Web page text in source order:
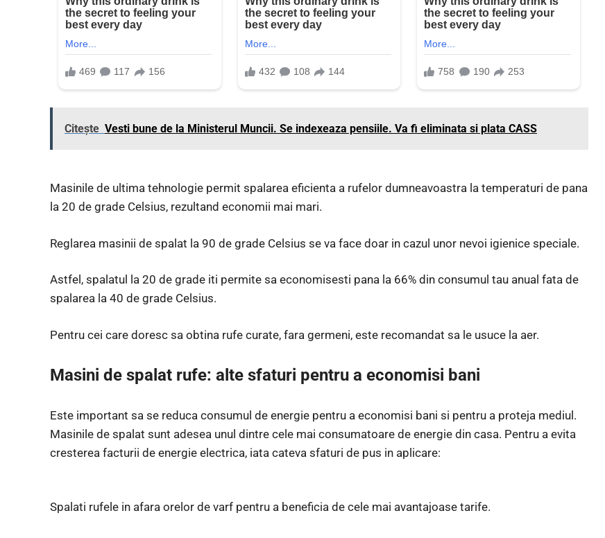
Citește Vesti bune de la Ministerul Muncii. Se indexeaza pensiile. Va fi eliminata si plata CASS
Masinile de ultima tehnologie permit spalarea eficienta a rufelor dumneavoastra la temperaturi de pana
la 20 de grade Celsius, rezultand economii mai mari.
Reglarea masinii de spalat la 90 de grade Celsius se va face doar in cazul unor nevoi igienice speciale.
Astfel, spalatul la 20 de grade iti permite sa economisesti pana la 66% din consumul tau anual fata de
spalarea la 40 de grade Celsius.
Pentru cei care doresc sa obtina rufe curate, fara germeni, este recomandat sa le usuce la aer.
Masini de spalat rufe: alte sfaturi pentru a economisi bani
Este important sa se reduca consumul de energie pentru a economisi bani si pentru a proteja mediul.
Masinile de spalat sunt adesea unul dintre cele mai consumatoare de energie din casa. Pentru a evita
cresterea facturii de energie electrica, iata cateva sfaturi de pus in aplicare:
Spalati rufele in afara orelor de varf pentru a beneficia de cele mai avantajoase tarife.